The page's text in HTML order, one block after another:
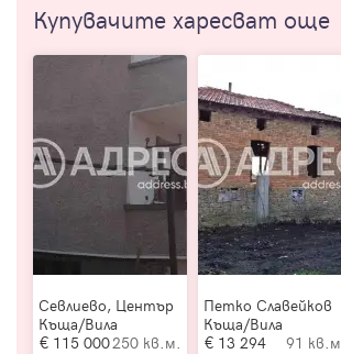
Купувачите харесват още
Севлиево, Център
Къща/Вила
115 000250 кв.м.
Петко Славейков
Къща/Вила
13 294
91 кв.м.